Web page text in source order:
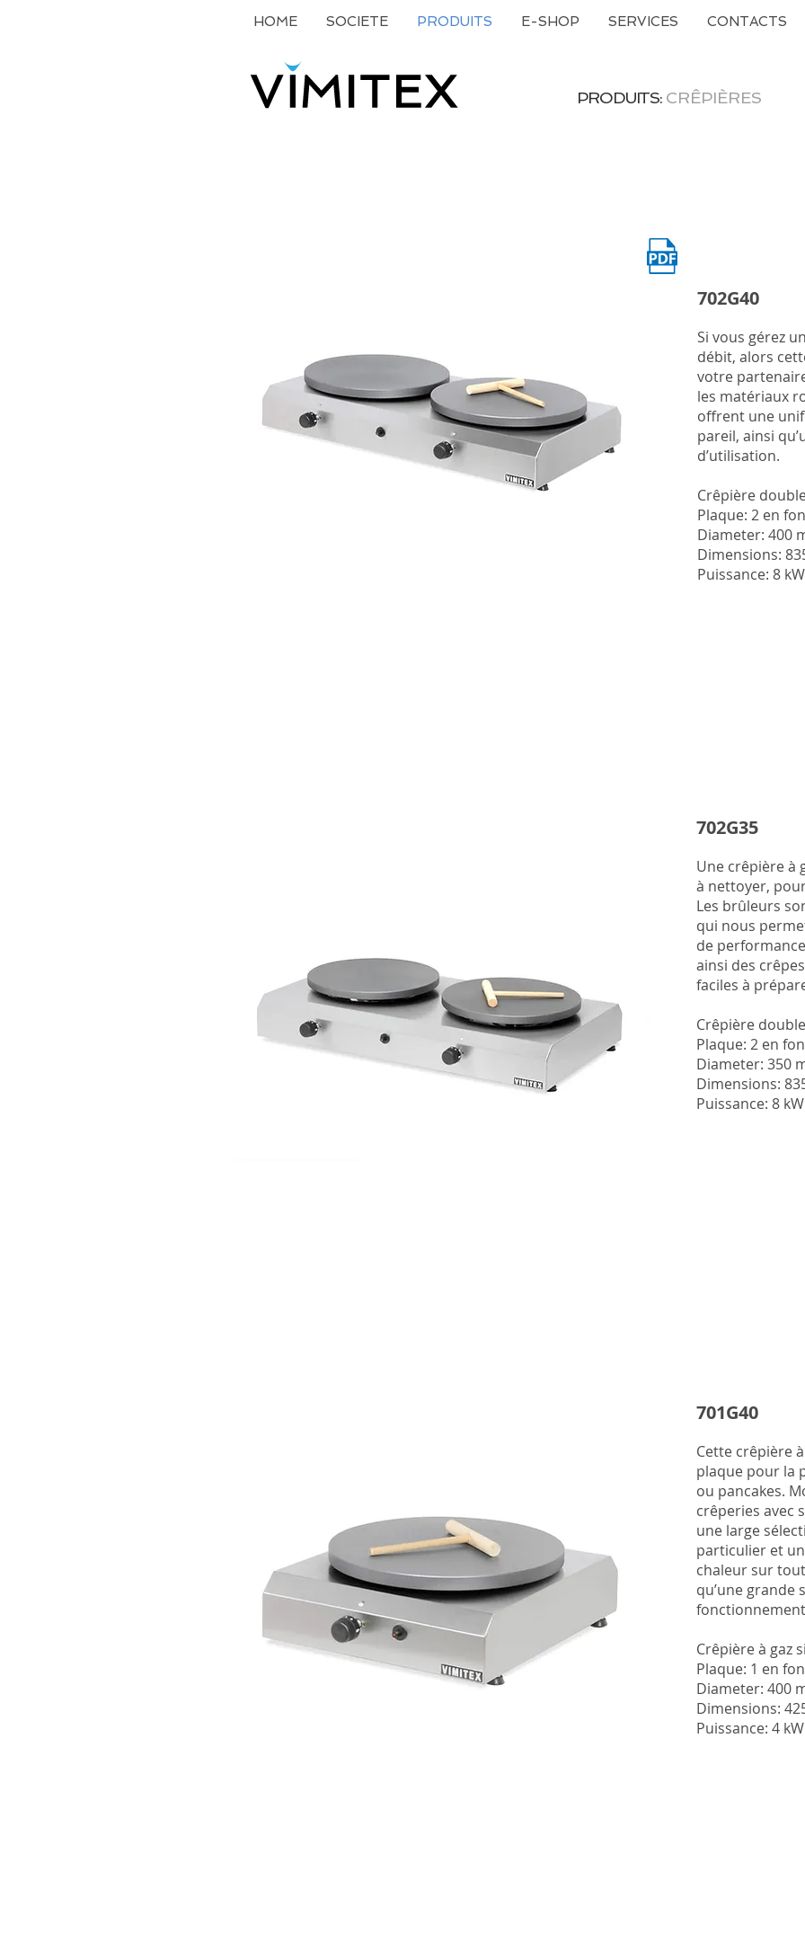
HOME SOCIETE PRODUITS E-SHOP SERVICES CONTACTS
PRODUITS: CRÊPIÈRES
702G40
Si vous gérez
débit, alors
votre
les matériaux
offrent une
pareil, ainsi
d’utilisation.
Crêpière
Plaque: 2 en
Diameter: 400
Dimensions:
Puissance: 8 kW
702G35
Une crêpière à
à nettoyer,
Les brûleurs
qui nous
de
ainsi des
faciles à
Crêpière
Plaque: 2 en
Diameter: 350
Dimensions:
Puissance: 8 kW
701G35
This single
a small crepe
features our
thick, non-
uniform heat
and pancakes.
Cast Iron
Diameter: 350
Dimensions:
Power: 4 kW
701G40
Cette crêpière
plaque pour la
ou pancakes.
crêperies avec
une large
particulier et
chaleur sur
qu’une grande
Crêpière à gaz
Plaque: 1 en
Diameter: 400
Dimensions:
Puissance: 4 kW